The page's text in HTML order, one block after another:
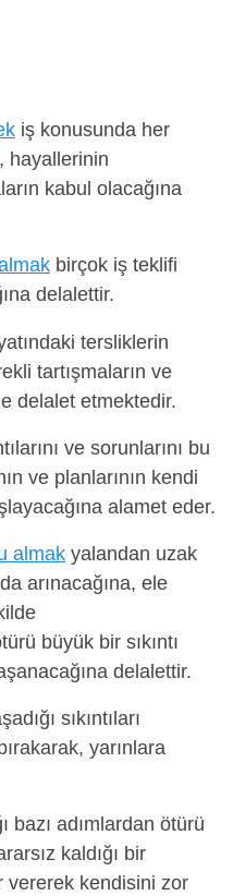
iş konusunda her
hayallerinin
kabul olacağına
birçok iş teklifi
delalettir.
tersliklerin
tartışmaların ve
delalet etmektedir.
ve sorunlarını bu
ve planlarının kendi
alamet eder.
almak yalandan uzak
arınacağına, ele
büyük bir sıkıntı
delalettir.
sıkıntıları
yarınlara
bazı adımlardan ötürü
kaldığı bir
vererek kendisini zor